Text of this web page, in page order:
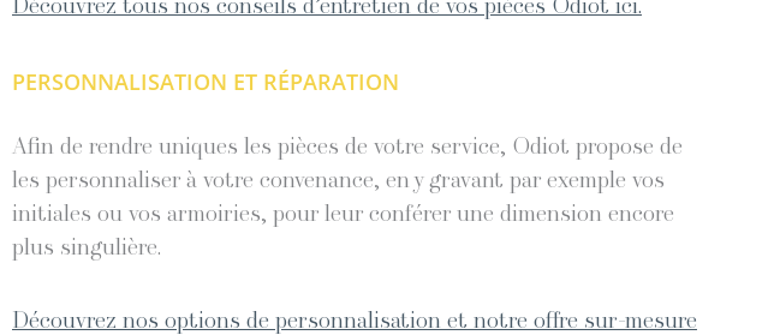
Découvrez tous nos conseils d’entretien de vos pièces Odiot ici.
PERSONNALISATION ET RÉPARATION
Afin de rendre uniques les pièces de votre service, Odiot propose de
les personnaliser à votre convenance, en y gravant par exemple vos
initiales ou vos armoiries, pour leur conférer une dimension encore
plus singulière.
Découvrez nos options de personnalisation et notre offre sur-mesure